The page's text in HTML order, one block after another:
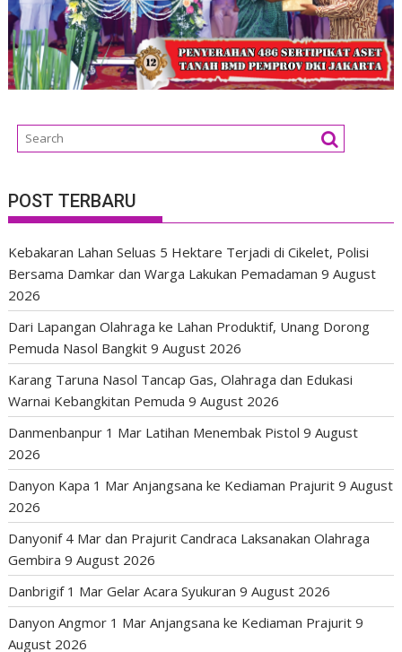
POST TERBARU
Kebakaran Lahan Seluas 5 Hektare Terjadi di Cikelet, Polisi
Bersama Damkar dan Warga Lakukan Pemadaman 9 August
2026
Dari Lapangan Olahraga ke Lahan Produktif, Unang Dorong
Pemuda Nasol Bangkit 9 August 2026
Karang Taruna Nasol Tancap Gas, Olahraga dan Edukasi
Warnai Kebangkitan Pemuda 9 August 2026
Danmenbanpur 1 Mar Latihan Menembak Pistol 9 August
2026
Danyon Kapa 1 Mar Anjangsana ke Kediaman Prajurit 9 August
2026
Danyonif 4 Mar dan Prajurit Candraca Laksanakan Olahraga
Gembira 9 August 2026
Danbrigif 1 Mar Gelar Acara Syukuran 9 August 2026
Danyon Angmor 1 Mar Anjangsana ke Kediaman Prajurit 9
August 2026